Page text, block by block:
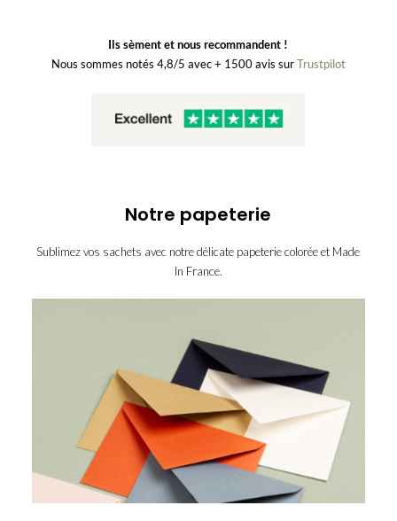
Ils sèment et nous recommandent !
Nous sommes notés 4,8/5 avec + 1500 avis surTrustpilot
Notre papeterie
Sublimez vos sachets avec notre délicate papeterie colorée et Made
In France.
enveloppe-
enveloppe-
enveloppe-
enveloppe-
rose-
enveloppe-
enveloppe-